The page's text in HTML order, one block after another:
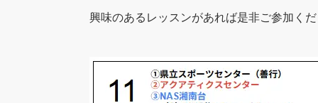
興味のあるレッスンがあれば是非ご参加く